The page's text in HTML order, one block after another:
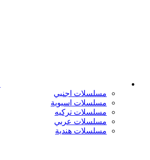
مسلسلات اجنبي
مسلسلات اسيوية
مسلسلات تركيه
مسلسلات عربي
مسلسلات هندية